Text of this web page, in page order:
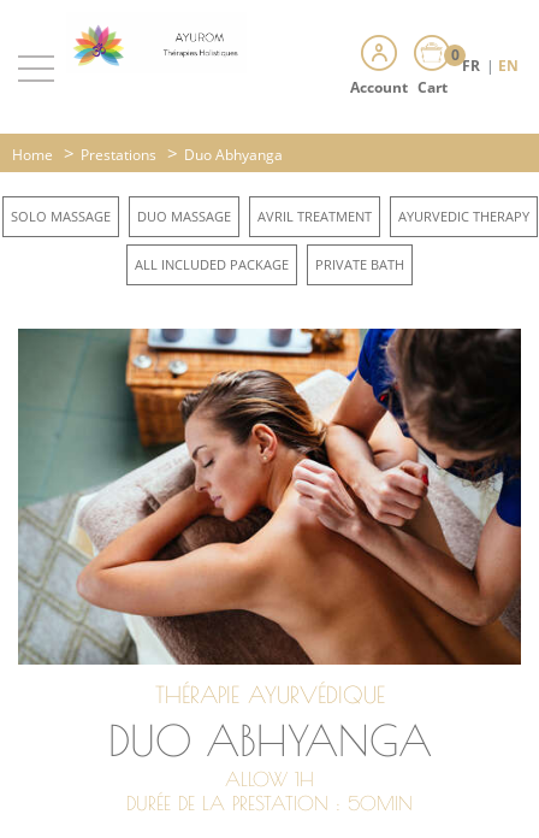
Account
0
Cart
FR | EN
Home > Prestations > Duo Abhyanga
SOLO MASSAGE DUO MASSAGE AVRIL TREATMENT AYURVEDIC THERAPY
ALL INCLUDED PACKAGE PRIVATE BATH
THÉRAPIE AYURVÉDIQUE
DUO ABHYANGA
ALLOW 1H
DURÉE DE LA PRESTATION : 50MIN